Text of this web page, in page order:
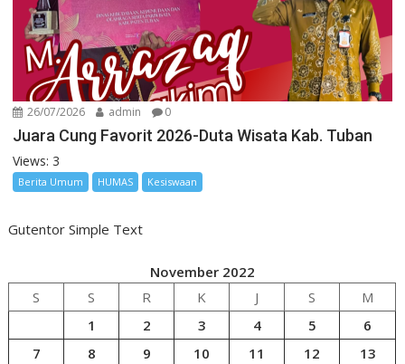
26/07/2026 admin 0
Juara Cung Favorit 2026-Duta Wisata Kab. Tuban
Views: 3
Berita Umum HUMAS Kesiswaan
Gutentor Simple Text
November 2022
S
S R K J S
M
1
2 3 4 5
6
7
8 9 10 11 12
13